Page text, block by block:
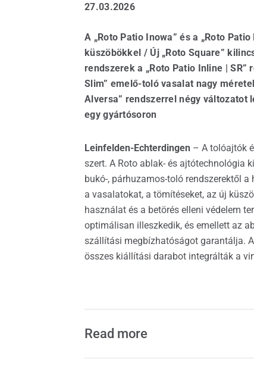
27.03.2026
A „Roto Patio Inowa” és a „Roto
küszöbökkel / Új „Roto Square”
rendszerek a „Roto Patio Inline | SR”
Slim” emelő-toló vasalat nagy
Alversa” rendszerrel négy változatot
egy gyártósoron
Leinfelden-Echterdingen – A tolóajtók
szert. A Roto ablak- és ajtótechnológia
bukó-, párhuzamos-toló rendszerektől a
a vasalatokat, a tömítéseket, az új
használat és a betörés elleni védelem
optimálisan illeszkedik, és emellett az
szállítási megbízhatóságot garantálja.
összes kiállítási darabot integrálták a
Read more